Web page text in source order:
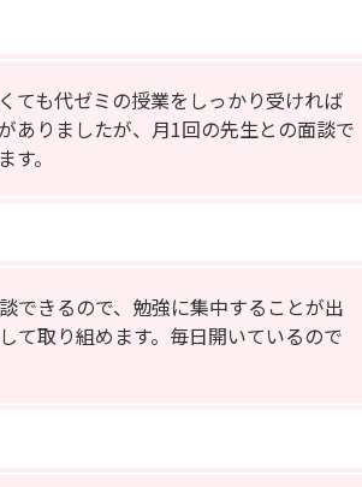
ても代ゼミの授業をしっかり受ければ
ありましたが、月1回の先生との面談で
。
できるので、勉強に集中することが出
て取り組めます。毎日開いているので